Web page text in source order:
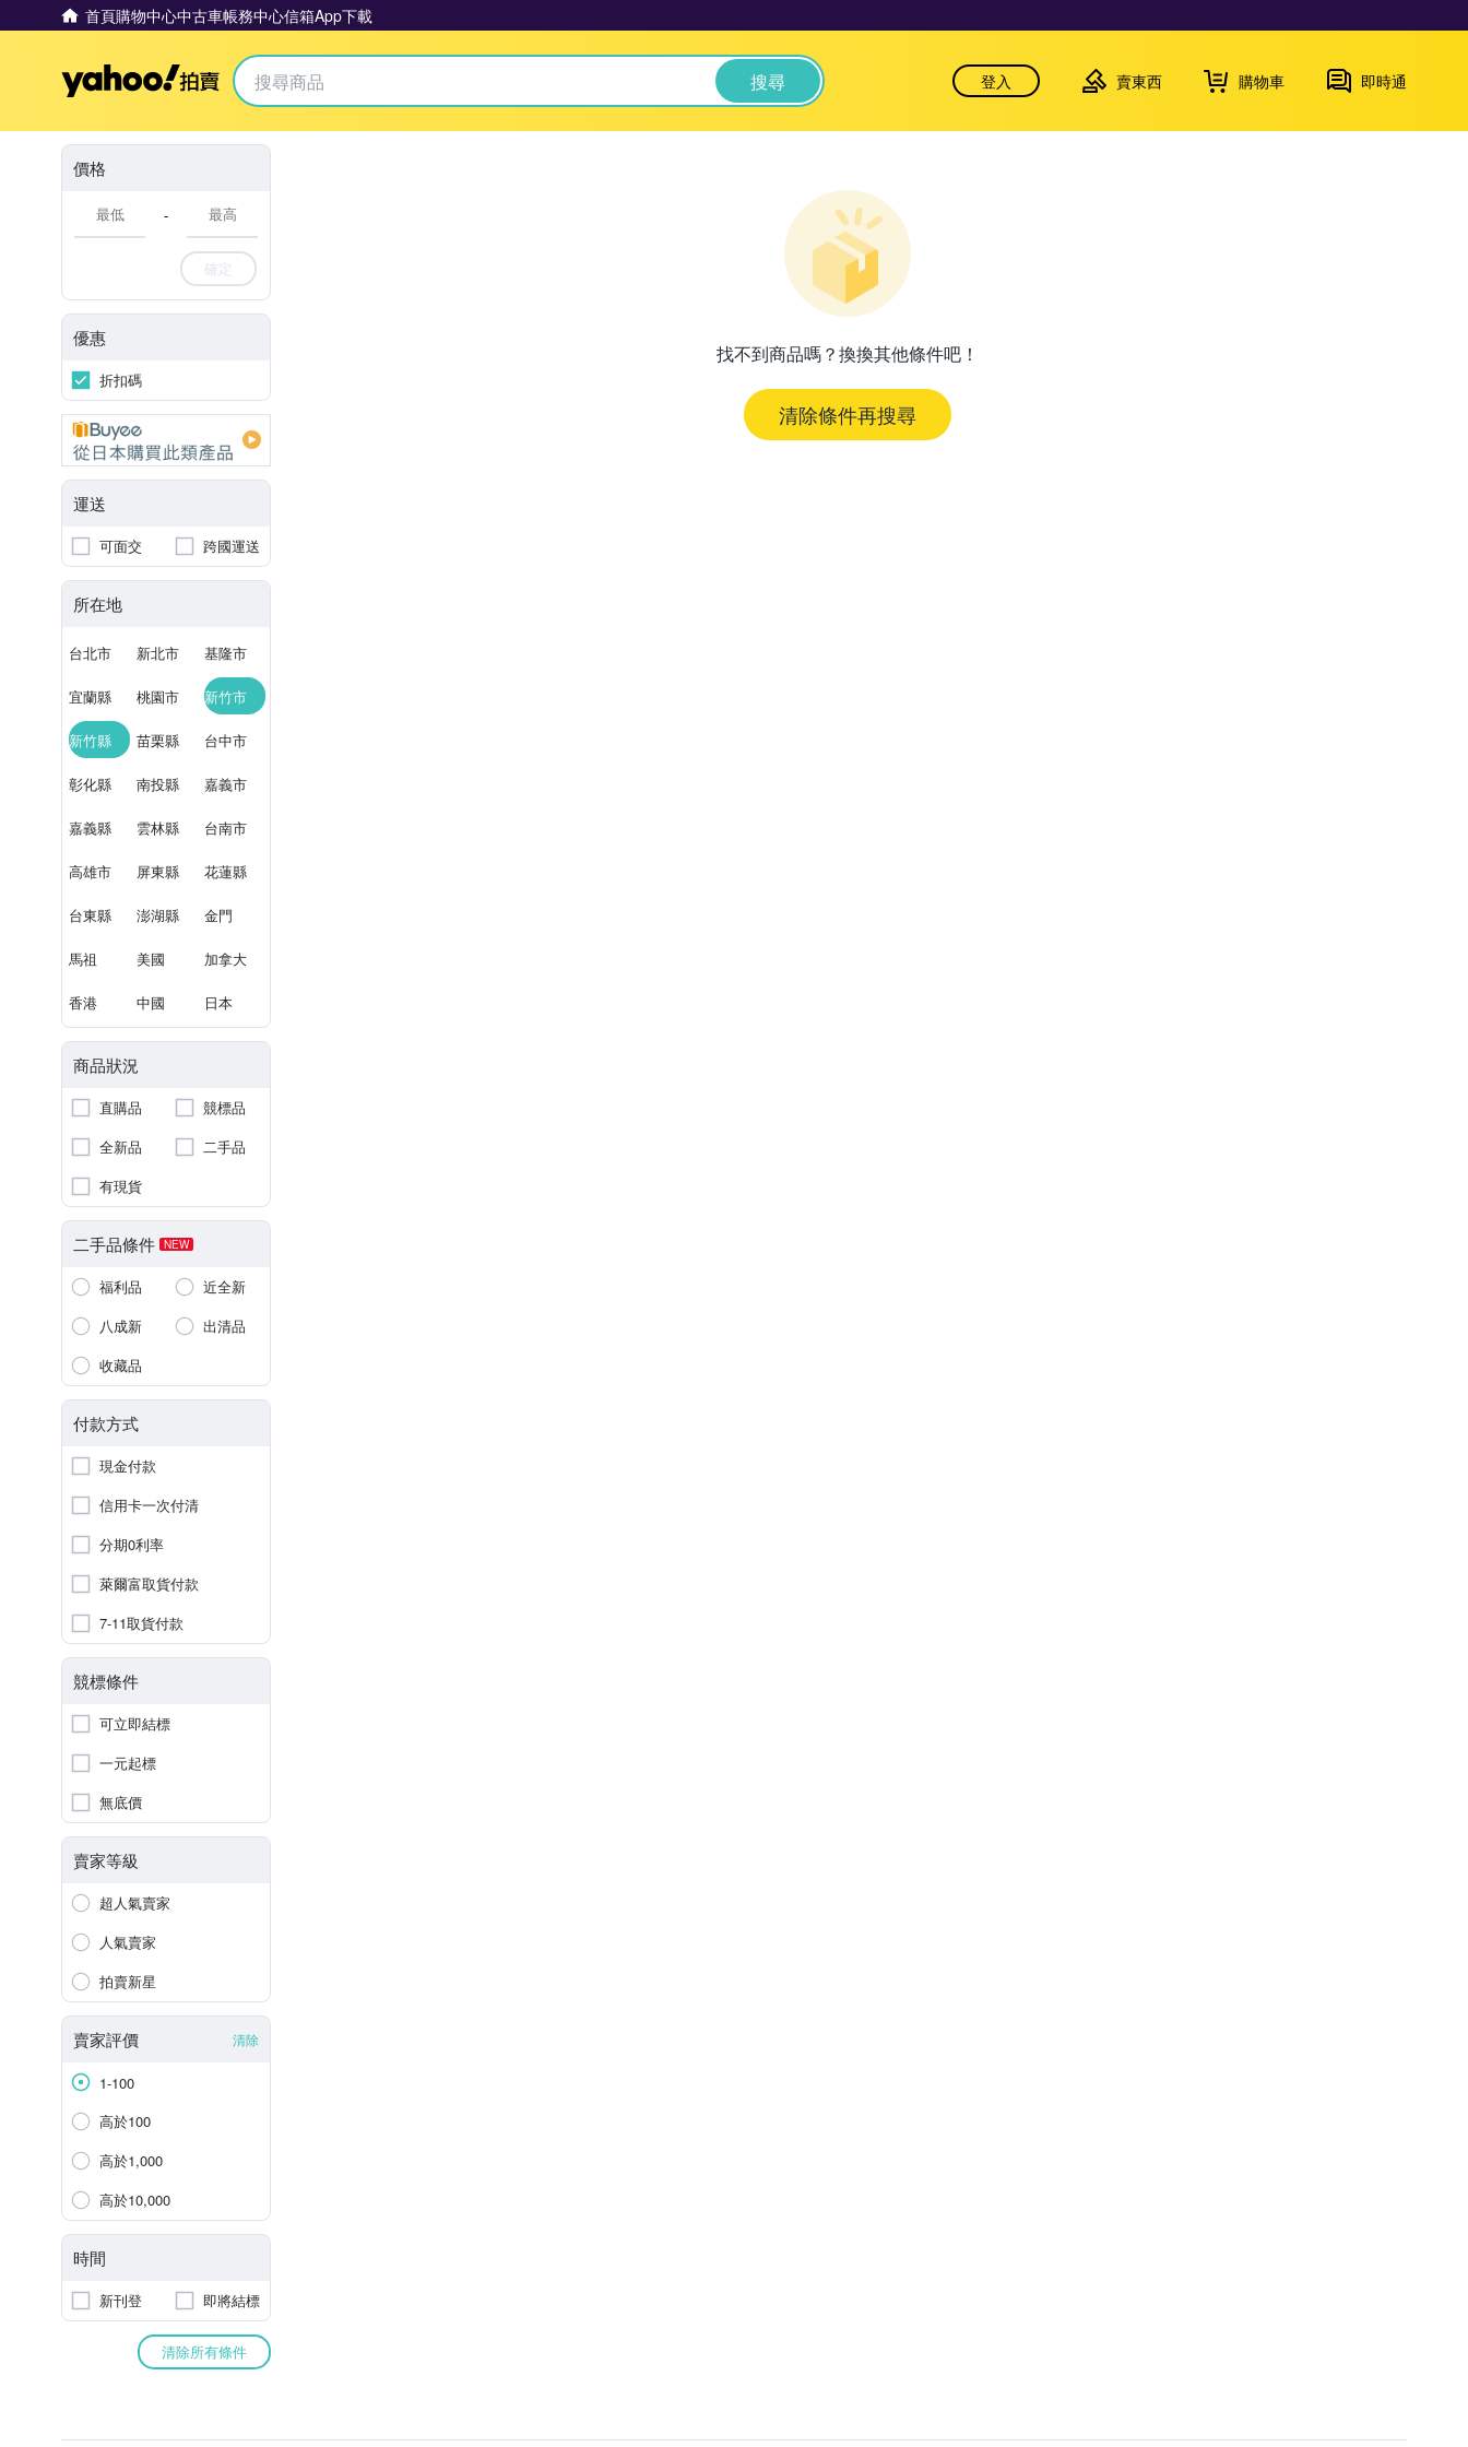
首頁購物中心中古車帳務中心信箱App下載
Yahoo拍賣 搜尋 登入 賣東西 購物車 即時通
價格
-
確定
優惠
折扣碼
運送
可面交 跨國運送
所在地
台北市 新北市 基隆市
宜蘭縣 桃園市 新竹市
新竹縣 苗栗縣 台中市
彰化縣 南投縣 嘉義市
嘉義縣 雲林縣 台南市
高雄市 屏東縣 花蓮縣
台東縣 澎湖縣 金門
馬祖 美國 加拿大
香港 中國 日本
商品狀況
直購品
競標品
全新品
二手品
有現貨
二手品條件 NEW
福利品
近全新
八成新
出清品
收藏品
付款方式
現金付款
信用卡一次付清
分期0利率
萊爾富取貨付款
7-11取貨付款
競標條件
可立即結標
一元起標
無底價
賣家等級
超人氣賣家
人氣賣家
拍賣新星
賣家評價 清除
1-100
高於100
高於1,000
高於10,000
時間
新刊登 即將結標
清除所有條件
找不到商品嗎？換換其他條件吧！
清除條件再搜尋